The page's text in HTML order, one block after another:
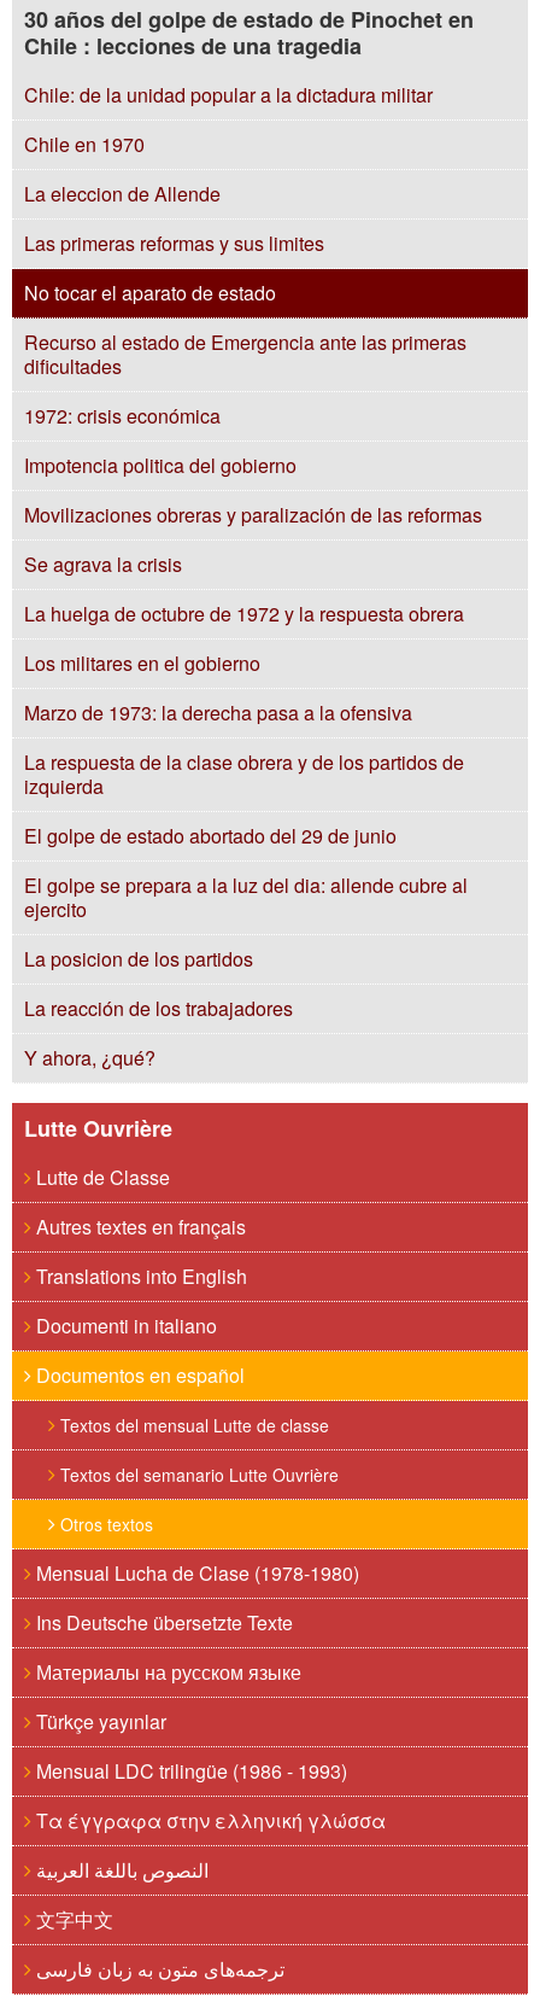
30 años del golpe de estado de Pinochet en
Chile : lecciones de una tragedia
Chile: de la unidad popular a la dictadura militar
Chile en 1970
La eleccion de Allende
Las primeras reformas y sus limites
No tocar el aparato de estado
Recurso al estado de Emergencia ante las primeras
dificultades
1972: crisis económica
Impotencia politica del gobierno
Movilizaciones obreras y paralización de las reformas
Se agrava la crisis
La huelga de octubre de 1972 y la respuesta obrera
Los militares en el gobierno
Marzo de 1973: la derecha pasa a la ofensiva
La respuesta de la clase obrera y de los partidos de
izquierda
El golpe de estado abortado del 29 de junio
El golpe se prepara a la luz del dia: allende cubre al
ejercito
La posicion de los partidos
La reacción de los trabajadores
Y ahora, ¿qué?
Lutte Ouvrière
Lutte de Classe
Autres textes en français
Translations into English
Documenti in italiano
Documentos en español
Textos del mensual Lutte de classe
Textos del semanario Lutte Ouvrière
Otros textos
Mensual Lucha de Clase (1978-1980)
Ins Deutsche übersetzte Texte
Материалы на русском языке
Türkçe yayınlar
Mensual LDC trilingüe (1986 - 1993)
Τα έγγραφα στην ελληνική γλώσσα
النصوص باللغة العربية
文字中文
ترجمه‌های متون به زبان فارسی